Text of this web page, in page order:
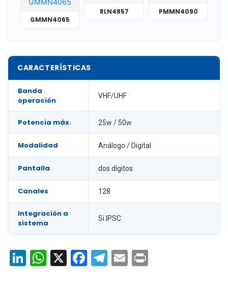
GMMN4065
RLN4857 PMMN4090
CARACTERÍSTICAS
Banda
operación
VHF/UHF
Potencia máx. 25w / 50w
Modalidad Análogo / Digital
Pantalla dos dígitos
Canales 128
Integración a
sistema
Si IPSC
LinkedIn
WhatsApp
X Facebook
Telegram
Email